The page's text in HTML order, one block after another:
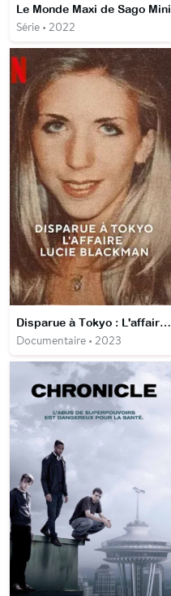
Le Monde Maxi de Sago Mini
Série • 2022
Disparue à Tokyo : L'affaire Lucie Blackman
Documentaire • 2023